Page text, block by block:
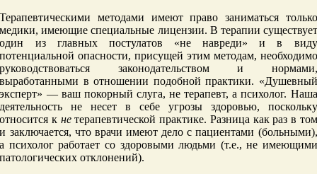
Терапевтическими методами имеют право заниматься только
медики, имеющие специальные лицензии. В терапии существует
один из главных постулатов «не навреди» и в виду
потенциальной опасности, присущей этим методам, необходимо
руководствоваться законодательством и нормами,
выработанными в отношении подобной практики. «Душевный
эксперт» — ваш покорный слуга, не терапевт, а психолог. Наша
деятельность не несет в себе угрозы здоровью, поскольку
относится к нетерапевтической практике. Разница как раз в том
и заключается, что врачи имеют дело с пациентами (больными),
а психолог работает со здоровыми людьми (т.е., не имеющими
патологических отклонений).